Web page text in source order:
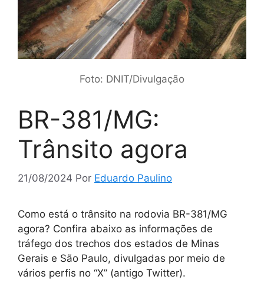
Foto: DNIT/Divulgação
BR-381/MG:
Trânsito agora
21/08/2024 Por Eduardo Paulino
Como está o trânsito na rodovia BR-381/MG
agora? Confira abaixo as informações de
tráfego dos trechos dos estados de Minas
Gerais e São Paulo, divulgadas por meio de
vários perfis no “X” (antigo Twitter).